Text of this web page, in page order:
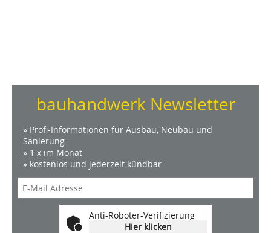
bauhandwerk Newsletter
» Profi-Informationen für Ausbau, Neubau und
Sanierung
» 1 x im Monat
» kostenlos und jederzeit kündbar
Anti-Roboter-Verifizierung
Hier klicken